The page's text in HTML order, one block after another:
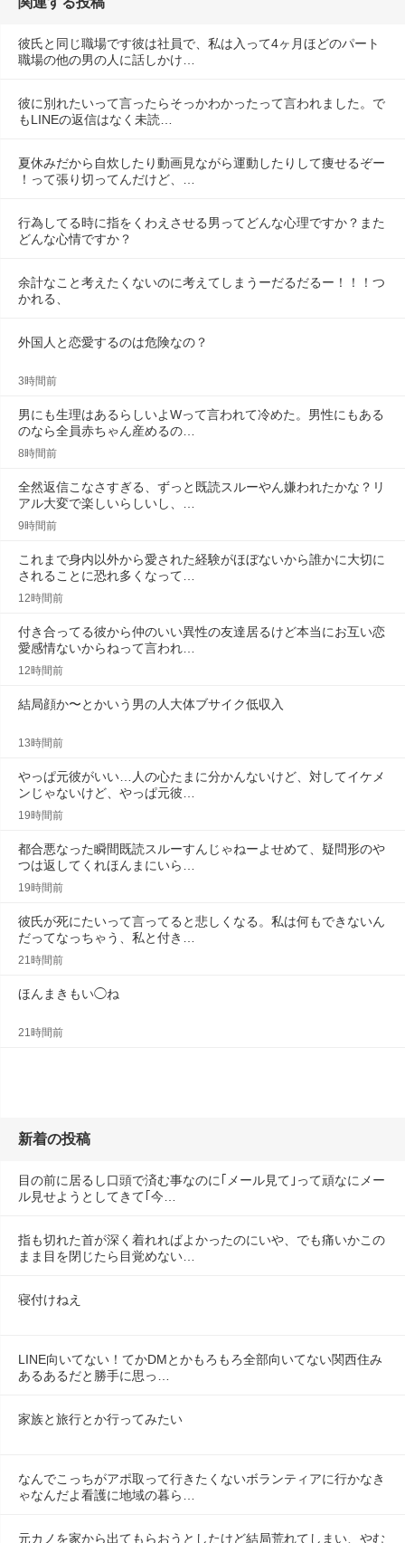
彼氏と同じ職場です彼は社員で、私は入って4ヶ月ほどのパート
職場の他の男の人に話しかけ…
彼に別れたいって言ったらそっかわかったって言われました。で
もLINEの返信はなく未読…
夏休みだから自炊したり動画見ながら運動したりして痩せるぞー
！って張り切ってんだけど、…
行為してる時に指をくわえさせる男ってどんな心理ですか？また
どんな心情ですか？
余計なこと考えたくないのに考えてしまうーだるだるー！！！つ
かれる、
外国人と恋愛するのは危険なの？
3時間前
男にも生理はあるらしいよWって言われて冷めた。男性にもある
のなら全員赤ちゃん産めるの…
8時間前
全然返信こなさすぎる、ずっと既読スルーやん嫌われたかな？リ
アル大変で楽しいらしいし、…
9時間前
これまで身内以外から愛された経験がほぼないから誰かに大切に
されることに恐れ多くなって…
12時間前
付き合ってる彼から仲のいい異性の友達居るけど本当にお互い恋
愛感情ないからねって言われ…
12時間前
結局顔か〜とかいう男の人大体ブサイク低収入
13時間前
やっぱ元彼がいい…人の心たまに分かんないけど、対してイケメ
ンじゃないけど、やっぱ元彼…
19時間前
都合悪なった瞬間既読スルーすんじゃねーよせめて、疑問形のや
つは返してくれほんまにいら…
19時間前
彼氏が死にたいって言ってると悲しくなる。私は何もできないん
だってなっちゃう、私と付き…
21時間前
ほんまきもい◯ね
21時間前
新着の投稿
目の前に居るし口頭で済む事なのに｢メール見て｣って頑なにメー
ル見せようとしてきて｢今…
指も切れた首が深く着れればよかったのにいや、でも痛いかこの
まま目を閉じたら目覚めない…
寝付けねえ
LINE向いてない！てかDMとかもろもろ全部向いてない関西住み
あるあるだと勝手に思っ…
家族と旅行とか行ってみたい
なんでこっちがアポ取って行きたくないボランティアに行かなき
ゃなんだよ看護に地域の暮ら…
元カノを家から出てもらおうとしたけど結局荒れてしまい、やむ